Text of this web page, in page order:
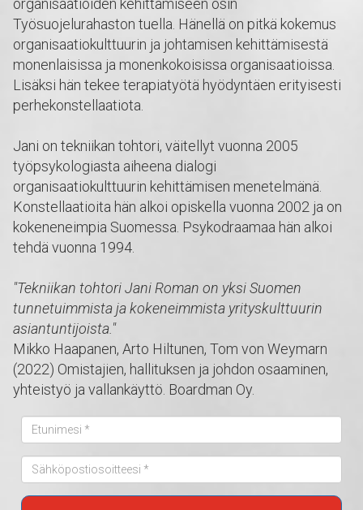
organisaatioiden kehittämiseen osin
Työsuojelurahaston tuella. Hänellä on pitkä kokemus
organisaatiokulttuurin ja johtamisen kehittämisestä
monenlaisissa ja monenkokoisissa organisaatioissa.
Lisäksi hän tekee terapiatyötä hyödyntäen erityisesti
perhekonstellaatiota.
Jani on tekniikan tohtori, väitellyt vuonna 2005
työpsykologiasta aiheena dialogi
organisaatiokulttuurin kehittämisen menetelmänä.
Konstellaatioita hän alkoi opiskella vuonna 2002 ja on
kokeneneimpia Suomessa. Psykodraamaa hän alkoi
tehdä vuonna 1994.
"Tekniikan tohtori Jani Roman on yksi Suomen
tunnetuimmista ja kokeneimmista yrityskulttuurin
asiantuntijoista."
Mikko Haapanen, Arto Hiltunen, Tom von Weymarn
(2022) Omistajien, hallituksen ja johdon osaaminen,
yhteistyö ja vallankäyttö. Boardman Oy.